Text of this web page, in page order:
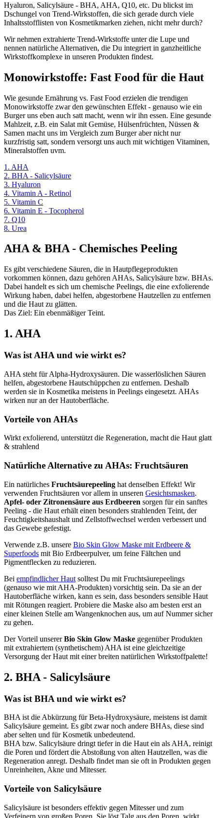
Hyaluron, Salicylsäure - BHA, AHA, Q10, etc. Du blickst im
Dschungel von Trend-Wirkstoffen, die sich gerade durch viele
Inhaltsstofflisten von Kosmetikmarken ziehen, nicht mehr durch?
Wir nehmen extrahierte Trend-Wirkstoffe unter die Lupe und
nennen natürliche Alternativen, die Du integriert in ganzheitliche
Wirkstoffkomplexe in unseren Produkten findest.
Monowirkstoffe: Fast Food für die Haut
Wie gesunde Ernährung vs. Fast Food erzielen die trendigen
Monowirkstoffe zwar den gewünschten Effekt - genauso wie ein
Burger uns eben auch satt macht, wenn wir ihn essen. Eine gesunde
Mahlzeit, z.B. ein Salat mit Gemüse, Hülsenfrüchten, Nüssen &
Samen macht uns im Vergleich zum Burger aber nicht nur
kurzfristig satt, sondern versorgt uns auch mit wichtigen Vitaminen,
Mineralstoffen uvm.
1. AHA
2. BHA - Salicylsäure
3. Hyaluron
4. Vitamin A - Retinol
5. Vitamin C
6. Vitamin E - Tocopherol
7. Q10
8. Urea
AHA & BHA - Chemisches Peeling
Es gibt verschiedene Säuren, die in Hautpflegeprodukten
vorkommen können, dazu gehören AHAs, Salicylsäure bzw. BHAs.
Dabei handelt es sich um chemische Peelings, die eine exfolierende
Wirkung haben, dabei helfen, abgestorbene Hautzellen zu entfernen
und die Haut zu glätten.
Das Ziel: Ein ebenmäßiger Teint.
1. AHA
Was ist AHA und wie wirkt es?
AHA steht für Alpha-Hydroxysäuren. Die wasserlöslichen Säuren
helfen, abgestorbene Hautschüppchen zu entfernen. Deshalb
werden sie in Kosmetika meistens in Peelings eingesetzt. AHAs
wirken nur an der Hautoberfläche.
Vorteile von AHAs
Wirkt exfolierend, unterstützt die Regeneration, macht die Haut glatt
& strahlend
Natürliche Alternative zu AHAs: Fruchtsäuren
Ein natürliches Fruchtsäurepeeling hat denselben Effekt! Wir
verwenden Fruchtsäuren vor allem in unseren Gesichtsmasken.
Apfel- oder Zitronensäure aus Erdbeeren sorgen für ein sanftes
Peeling - die Haut erhält einen besonders strahlenden Teint, der
Feuchtigkeitshaushalt und Zellstoffwechsel werden verbessert und
das Gewebe gefestigt.
Verwende z.B. unsere Bio Skin Glow Maske mit Erdbeere &
Superfoods mit Bio Erdbeerpulver, um feine Fältchen und
Pigmentflecken zu reduzieren.
Bei empfindlicher Haut solltest Du mit Fruchtsäurepeelings
(genauso wie mit AHA-Produkten) vorsichtig sein. Da sie an der
Hautoberfläche wirken, kann es sein, dass besonders sensible Haut
mit Rötungen reagiert. Probiere die Maske also am besten erst an
einer kleinen Stelle am Wangenknochen aus, um auf Nummer sicher
zu gehen.
Der Vorteil unsererBio Skin Glow Maske gegenüber Produkten
mit extrahiertem (synthetischem) AHA ist eine gleichzeitige
Versorgung der Haut mit einer breiten natürlichen Wirkstoffpalette!
2. BHA - Salicylsäure
Was ist BHA und wie wirkt es?
BHA ist die Abkürzung für Beta-Hydroxysäure, meistens ist damit
Salicylsäure gemeint. Es gibt zwar noch andere BHAs, diese sind
aber selten und für Kosmetik unbedeutend.
BHA bzw. Salicylsäure dringt tiefer in die Haut ein als AHA, reinigt
die Poren und fördert die Abstoßung von alten Hautzellen, was die
Regeneration anregt. Deshalb findet man sie oft in Produkten gegen
Unreinheiten, Akne und Mitesser.
Vorteile von Salicylsäure
Salicylsäure ist besonders effektiv gegen Mitesser und zum
Verfeinern von großen Poren. Sie löst Talg aus den Poren, wirkt